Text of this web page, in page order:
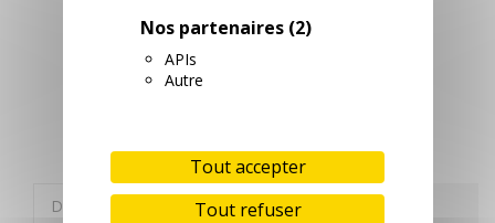
Nos partenaires (2)
APIs
Autre
Tout accepter
Tout refuser
Formule concentrée. Dégraissant puissant.
Sans parfum. Certi é Écolabel Européen. pH : 8
RETROUVEZ CE PRODUIT DANS LES
CATÉGORIES SUIVANTES
Description Autres informations